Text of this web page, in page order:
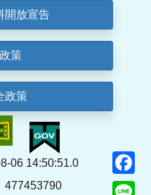
開放宣告
策
政策
06 14:50:51.0
477453790